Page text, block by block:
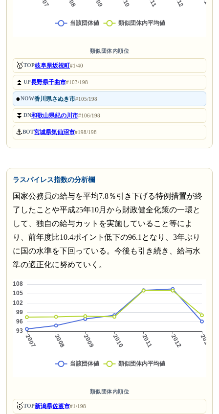
類似団体内順位
🥇TOP岐阜県坂祝町#1/40
⏫UP長野県千曲市#103/198
●NOW香川県さぬき市#105/198
⏬DN和歌山県紀の川市#106/198
⚓BOT宮城県気仙沼市#198/198
ラスパイレス指数の分析欄
国家公務員の給与を平均7.8％引き下げる特例措置が終
了したことや平成25年10月から財政健全化策の一環と
して、独自の給与カットを実施していること等によ
り、前年度比10.4ポイント低下の96.1となり、3年ぶり
に国の水準を下回っている。今後も引き続き、給与水
準の適正化に努めていく。
類似団体内順位
🥇TOP新潟県佐渡市#1/198